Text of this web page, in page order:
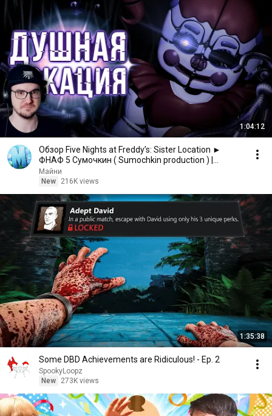
1:04:12
Обзор Five Nights at Freddy’s: Sister Location ►
ФНАФ 5 Сумочкин ( Sumochkin production ) |
Реакция
Майни
New
216K views
1:35:38
Some DBD Achievements are Ridiculous! - Ep. 2
SpookyLoopz
New
273K views